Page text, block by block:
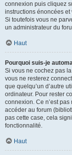
connexion puis cliquez
instructions énoncées
Si toutefois vous ne
un administrateur du
Haut
Pourquoi suis-je
Si vous ne cochez pas
vous ne resterez
que quelqu’un d’autre
ordinateur. Pour rester
connexion. Ce n’est
accéder au forum
pas cette case, cela
fonctionnalité.
Haut